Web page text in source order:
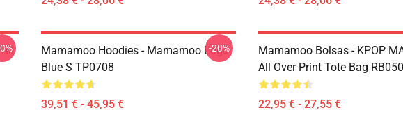
Mamamoo Hoodies - Mamamoo Logo
Blue S TP0708
39,51 € - 45,95 €
-20%
Mamamoo Bolsas - KPOP
All Over Print Tote Bag
22,95 € - 27,55 €